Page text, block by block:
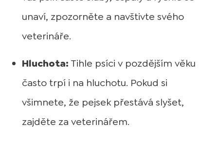
unaví, zpozorněte a navštivte svého
veterináře.
Hluchota: Tihle psíci v pozdějším věku
často trpí i na hluchotu. Pokud si
všimnete, že pejsek přestává slyšet,
zajděte za veterinářem.